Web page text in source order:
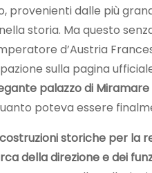
provenienti dalle più
storia. Ma questo
d’Austria
sulla pagina
palazzo di Miramare
poteva essere
storiche per la
della direzione e dei